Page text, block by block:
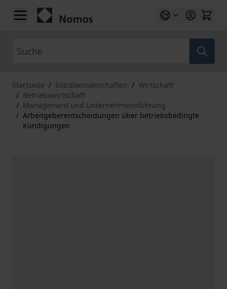
Zum Inhalt springen
Startseite / Sozialwissenschaften / Wirtschaft
/ Betriebswirtschaft
/ Management und Unternehmensführung
/ Arbeitgeberentscheidungen über betriebsbedingte
Kündigungen